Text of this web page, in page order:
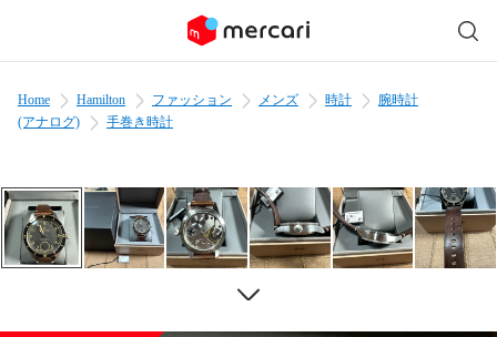
Home Hamilton ファッション メンズ 時計
腕時計
(アナログ)
手巻き時計